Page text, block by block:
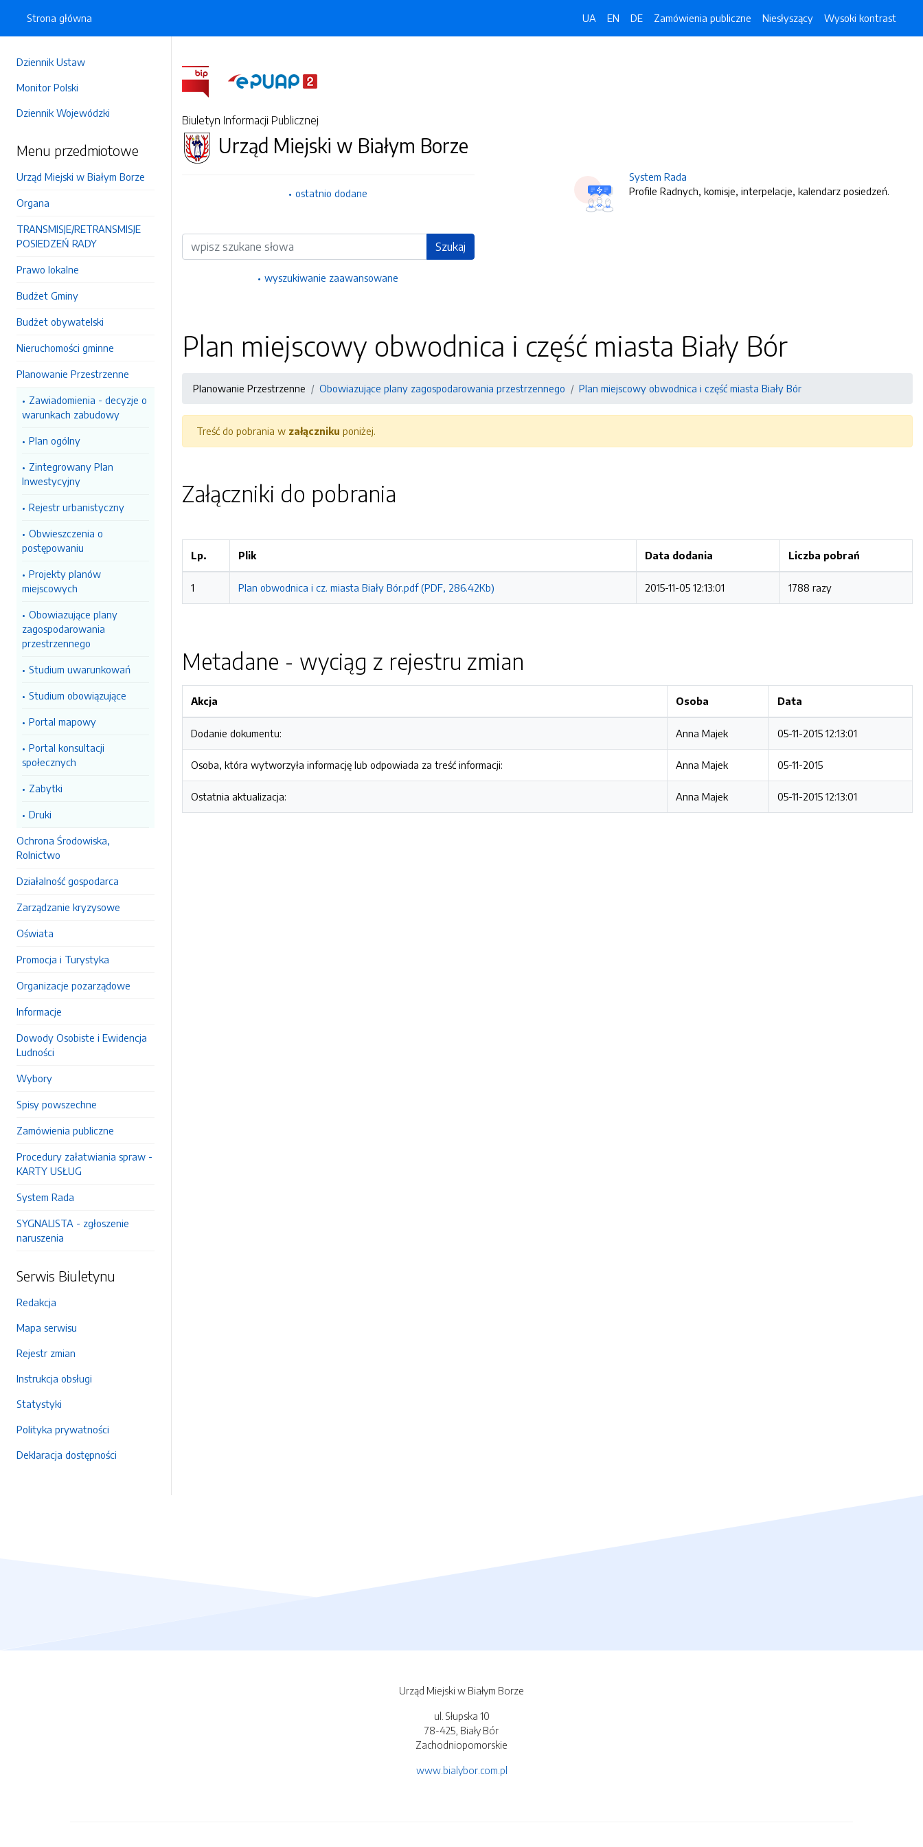
Dziennik Ustaw
Monitor Polski
Dziennik Wojewódzki
Menu przedmiotowe
Urząd Miejski w Białym Borze
Organa
TRANSMISJE/RETRANSMISJE
POSIEDZEŃ RADY
Prawo lokalne
Budżet Gminy
Budżet obywatelski
Nieruchomości gminne
Planowanie Przestrzenne
Zawiadomienia - decyzje o
warunkach zabudowy
Plan ogólny
Zintegrowany Plan
Inwestycyjny
Rejestr urbanistyczny
Obwieszczenia o
postępowaniu
Projekty planów
miejscowych
Obowiazujące plany
zagospodarowania
przestrzennego
Studium uwarunkowań
Studium obowiązujące
Portal mapowy
Portal konsultacji
społecznych
Zabytki
Druki
Ochrona Środowiska,
Rolnictwo
Działalność gospodarca
Zarządzanie kryzysowe
Oświata
Promocja i Turystyka
Organizacje pozarządowe
Informacje
Dowody Osobiste i Ewidencja
Ludności
Wybory
Spisy powszechne
Zamówienia publiczne
Procedury załatwiania spraw -
KARTY USŁUG
System Rada
SYGNALISTA - zgłoszenie
naruszenia
Serwis Biuletynu
Redakcja
Mapa serwisu
Rejestr zmian
Instrukcja obsługi
Statystyki
Polityka prywatności
Deklaracja dostępności
Strona główna UA EN DE Zamówienia publiczne Niesłyszący Wysoki kontrast
Biuletyn Informacji Publicznej
Urząd Miejski w Białym Borze
ostatnio dodane
Wyszukiwarka Szukaj
wyszukiwanie zaawansowane
System Rada
Profile Radnych, komisje, interpelacje, kalendarz posiedzeń.
Plan miejscowy obwodnica i część miasta Biały Bór
Planowanie Przestrzenne Obowiazujące plany zagospodarowania przestrzennego Plan miejscowy obwodnica i część miasta Biały Bór
Treść do pobrania w załączniku poniżej.
Załączniki do pobrania
Lp. Plik Data dodania Liczba pobrań
1 Plan obwodnica i cz. miasta Biały Bór.pdf (PDF, 286.42Kb) 2015-11-05 12:13:01 1788 razy
Metadane - wyciąg z rejestru zmian
Akcja Osoba Data
Dodanie dokumentu: Anna Majek 05-11-2015 12:13:01
Osoba, która wytworzyła informację lub odpowiada za treść informacji: Anna Majek 05-11-2015
Ostatnia aktualizacja: Anna Majek 05-11-2015 12:13:01
Urząd Miejski w Białym Borze
ul. Słupska 10
78-425, Biały Bór
Zachodniopomorskie
www.bialybor.com.pl